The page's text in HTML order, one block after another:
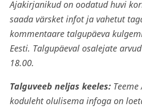
Ajakirjanikud on oodatud huvi
saada värsket infot ja vahetut
kommentaare talgupäeva
Eesti. Talgupäeval osalejate
18.00.
Talguveeb neljas keeles:
koduleht olulisema infoga on